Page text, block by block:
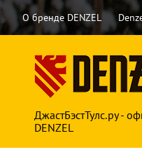
О бренде DENZEL
ДжастБэстТулс.ру -
DENZEL